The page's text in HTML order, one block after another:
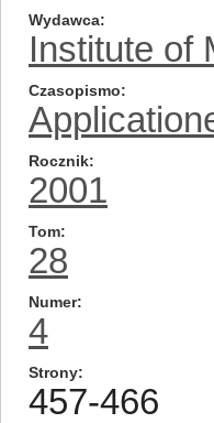
Wydawca
Institute of
Czasopismo
Rocznik
2001
Tom
28
Numer
4
Strony
457-466